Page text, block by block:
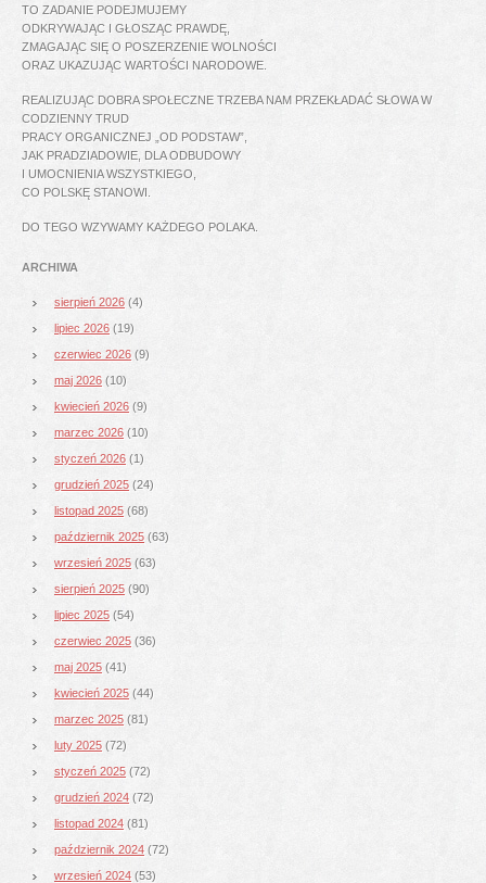
TO ZADANIE PODEJMUJEMY
ODKRYWAJĄC I GŁOSZĄC PRAWDĘ,
ZMAGAJĄC SIĘ O POSZERZENIE WOLNOŚCI
ORAZ UKAZUJĄC WARTOŚCI NARODOWE.
REALIZUJĄC DOBRA SPOŁECZNE TRZEBA NAM PRZEKŁADAĆ SŁOWA W
CODZIENNY TRUD
PRACY ORGANICZNEJ „OD PODSTAW”,
JAK PRADZIADOWIE, DLA ODBUDOWY
I UMOCNIENIA WSZYSTKIEGO,
CO POLSKĘ STANOWI.
DO TEGO WZYWAMY KAŻDEGO POLAKA.
ARCHIWA
sierpień 2026 (4)
lipiec 2026 (19)
czerwiec 2026 (9)
maj 2026 (10)
kwiecień 2026 (9)
marzec 2026 (10)
styczeń 2026 (1)
grudzień 2025 (24)
listopad 2025 (68)
październik 2025 (63)
wrzesień 2025 (63)
sierpień 2025 (90)
lipiec 2025 (54)
czerwiec 2025 (36)
maj 2025 (41)
kwiecień 2025 (44)
marzec 2025 (81)
luty 2025 (72)
styczeń 2025 (72)
grudzień 2024 (72)
listopad 2024 (81)
październik 2024 (72)
wrzesień 2024 (53)